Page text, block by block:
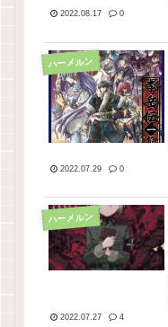
2022.08.17 0
ハーメルン
2022.07.29 0
ハーメルン
2022.07.27 4